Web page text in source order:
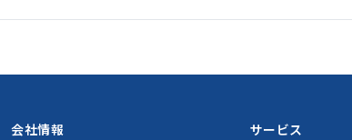
会社情報
サービス